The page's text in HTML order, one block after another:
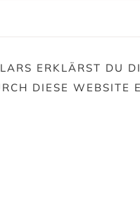
ERKLÄRST DU
DIESE WEBSITE